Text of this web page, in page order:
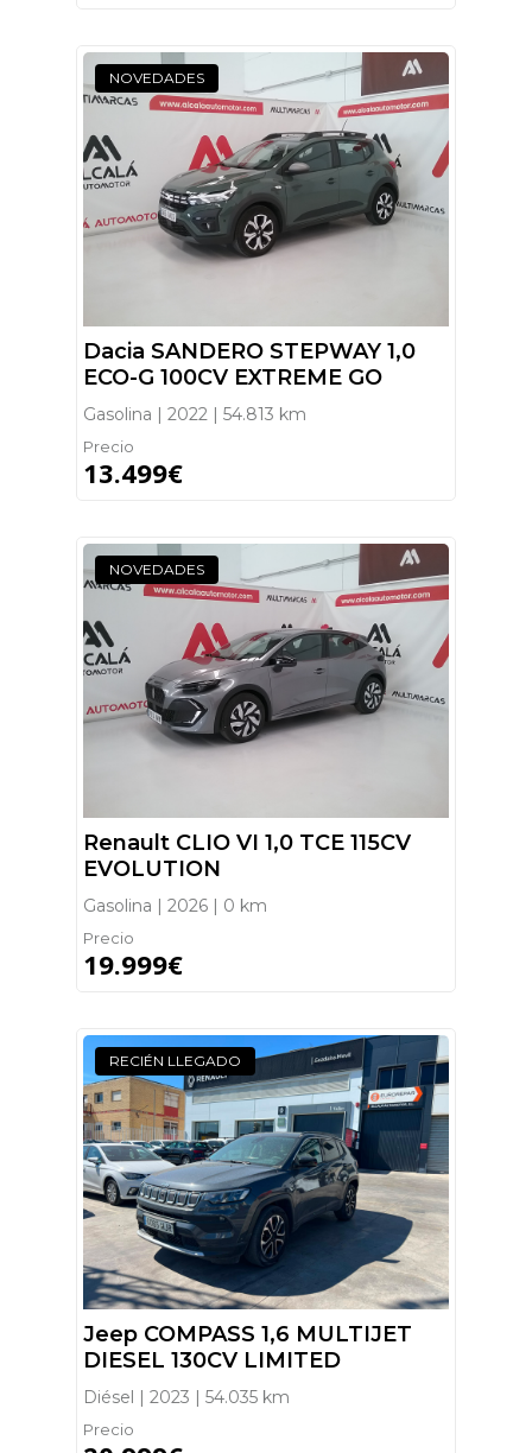
NOVEDADES
Dacia SANDERO STEPWAY 1,0
ECO-G 100CV EXTREME GO
Gasolina | 2022 | 54.813 km
Precio
13.499€
NOVEDADES
Renault CLIO VI 1,0 TCE 115CV
EVOLUTION
Gasolina | 2026 | 0 km
Precio
19.999€
RECIÉN LLEGADO
Jeep COMPASS 1,6 MULTIJET
DIESEL 130CV LIMITED
Diésel | 2023 | 54.035 km
Precio